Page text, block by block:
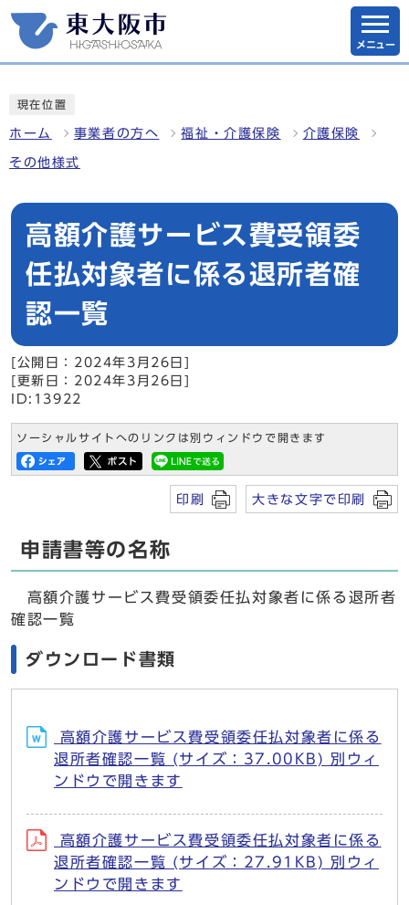
メニュー
現在位置
ホーム 事業者の方へ 福祉・介護保険 介護保険
その他様式
高額介護サービス費受領委
任払対象者に係る退所者確
認一覧
[公開日：2024年3月26日]
[更新日：2024年3月26日]
ID:13922
ソーシャルサイトへのリンクは別ウィンドウで開きます
印刷 大きな文字で印刷
申請書等の名称
高額介護サービス費受領委任払対象者に係る退所者
確認一覧
ダウンロード書類
高額介護サービス費受領委任払対象者に係る
退所者確認一覧 (サイズ：37.00KB) 別ウィ
ンドウで開きます
高額介護サービス費受領委任払対象者に係る
退所者確認一覧 (サイズ：27.91KB) 別ウィ
ンドウで開きます